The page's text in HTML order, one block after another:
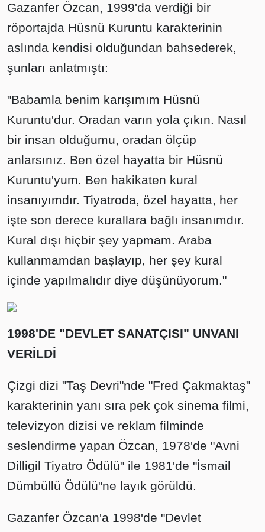
Gazanfer Özcan, 1999'da verdiği bir
röportajda Hüsnü Kuruntu karakterinin
aslında kendisi olduğundan bahsederek,
şunları anlatmıştı:
"Babamla benim karışımım Hüsnü
Kuruntu'dur. Oradan varın yola çıkın. Nasıl
bir insan olduğumu, oradan ölçüp
anlarsınız. Ben özel hayatta bir Hüsnü
Kuruntu'yum. Ben hakikaten kural
insanıyımdır. Tiyatroda, özel hayatta, her
işte son derece kurallara bağlı insanımdır.
Kural dışı hiçbir şey yapmam. Araba
kullanmamdan başlayıp, her şey kural
içinde yapılmalıdır diye düşünüyorum."
1998'DE "DEVLET SANATÇISI" UNVANI
VERİLDİ
Çizgi dizi "Taş Devri"nde "Fred Çakmaktaş"
karakterinin yanı sıra pek çok sinema filmi,
televizyon dizisi ve reklam filminde
seslendirme yapan Özcan, 1978'de "Avni
Dilligil Tiyatro Ödülü" ile 1981'de "İsmail
Dümbüllü Ödülü"ne layık görüldü.
Gazanfer Özcan'a 1998'de "Devlet